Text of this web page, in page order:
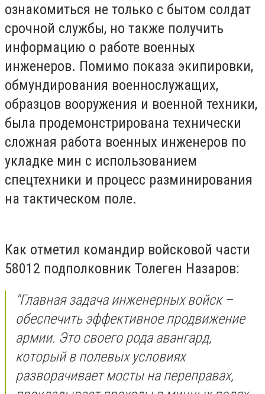
ознакомиться не только с бытом солдат
срочной службы, но также получить
информацию о работе военных
инженеров. Помимо показа экипировки,
обмундирования военнослужащих,
образцов вооружения и военной техники,
была продемонстрирована технически
сложная работа военных инженеров по
укладке мин с использованием
спецтехники и процесс разминирования
на тактическом поле.
Как отметил командир войсковой части
58012 подполковник Толеген Назаров:
"Главная задача инженерных войск –
обеспечить эффективное продвижение
армии. Это своего рода авангард,
который в полевых условиях
разворачивает мосты на переправах,